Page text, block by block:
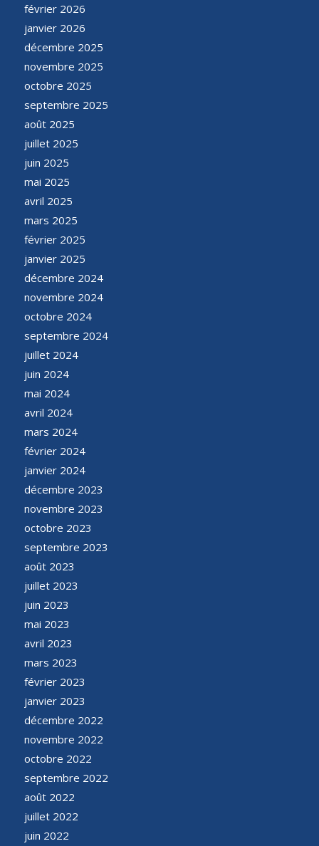
février 2026
janvier 2026
décembre 2025
novembre 2025
octobre 2025
septembre 2025
août 2025
juillet 2025
juin 2025
mai 2025
avril 2025
mars 2025
février 2025
janvier 2025
décembre 2024
novembre 2024
octobre 2024
septembre 2024
juillet 2024
juin 2024
mai 2024
avril 2024
mars 2024
février 2024
janvier 2024
décembre 2023
novembre 2023
octobre 2023
septembre 2023
août 2023
juillet 2023
juin 2023
mai 2023
avril 2023
mars 2023
février 2023
janvier 2023
décembre 2022
novembre 2022
octobre 2022
septembre 2022
août 2022
juillet 2022
juin 2022